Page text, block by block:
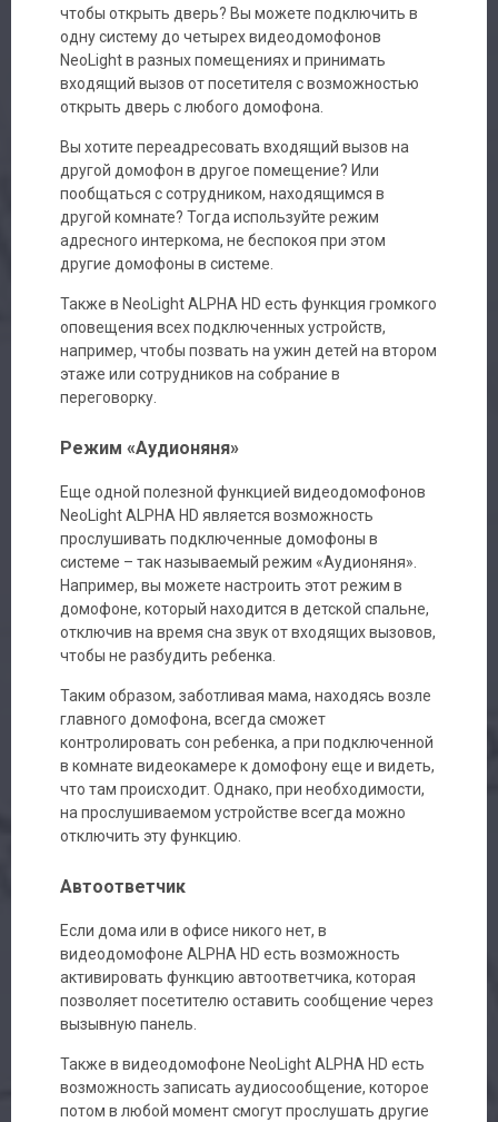
чтобы открыть дверь? Вы можете подключить в
одну систему до четырех видеодомофонов
NeoLight в разных помещениях и принимать
входящий вызов от посетителя с возможностью
открыть дверь с любого домофона.
Вы хотите переадресовать входящий вызов на
другой домофон в другое помещение? Или
пообщаться с сотрудником, находящимся в
другой комнате? Тогда используйте режим
адресного интеркома, не беспокоя при этом
другие домофоны в системе.
Также в NeoLight ALPHA HD есть функция громкого
оповещения всех подключенных устройств,
например, чтобы позвать на ужин детей на втором
этаже или сотрудников на собрание в
переговорку.
Режим «Аудионяня»
Еще одной полезной функцией видеодомофонов
NeoLight ALPHA HD является возможность
прослушивать подключенные домофоны в
системе – так называемый режим «Аудионяня».
Например, вы можете настроить этот режим в
домофоне, который находится в детской спальне,
отключив на время сна звук от входящих вызовов,
чтобы не разбудить ребенка.
Таким образом, заботливая мама, находясь возле
главного домофона, всегда сможет
контролировать сон ребенка, а при подключенной
в комнате видеокамере к домофону еще и видеть,
что там происходит. Однако, при необходимости,
на прослушиваемом устройстве всегда можно
отключить эту функцию.
Автоответчик
Если дома или в офисе никого нет, в
видеодомофоне ALPHA HD есть возможность
активировать функцию автоответчика, которая
позволяет посетителю оставить сообщение через
вызывную панель.
Также в видеодомофоне NeoLight ALPHA HD есть
возможность записать аудиосообщение, которое
потом в любой момент смогут прослушать другие